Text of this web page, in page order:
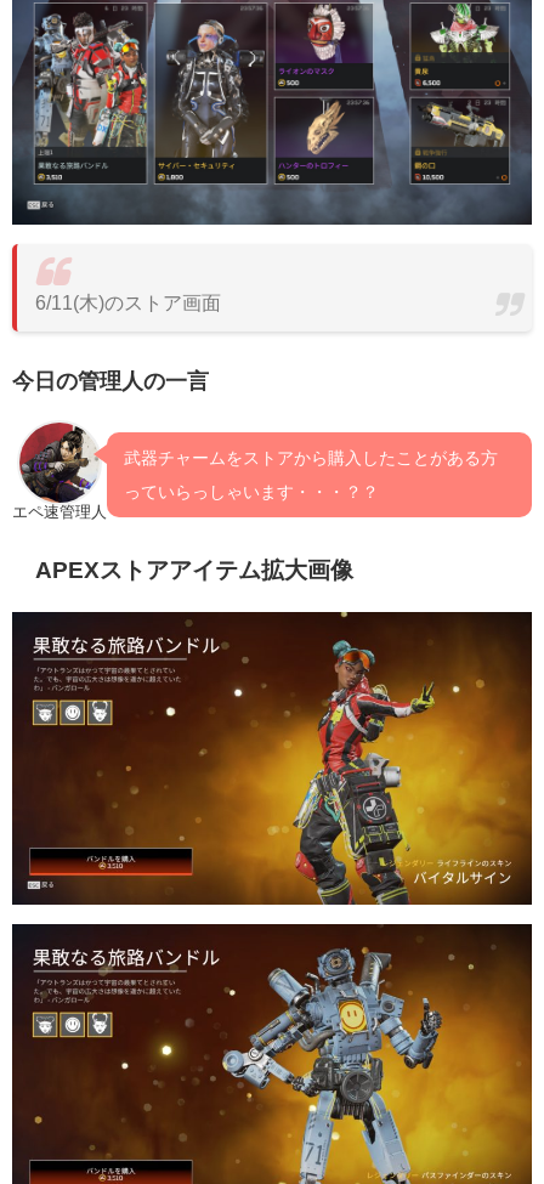
6/11(木)のストア画面
今日の管理人の一言
エペ速管理人
武器チャームをストアから購入したことがある方
っていらっしゃいます・・・？？
APEXストアアイテム拡大画像